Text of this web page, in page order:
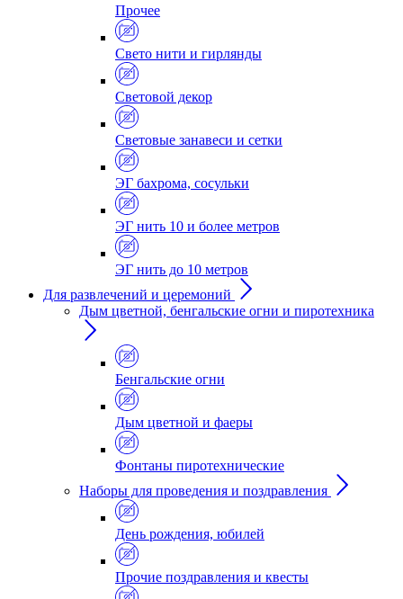
Прочее
Свето нити и гирлянды
Световой декор
Световые занавеси и сетки
ЭГ бахрома, сосульки
ЭГ нить 10 и более метров
ЭГ нить до 10 метров
Для развлечений и церемоний
Дым цветной, бенгальские огни и пиротехника
Бенгальские огни
Дым цветной и фаеры
Фонтаны пиротехнические
Наборы для проведения и поздравления
День рождения, юбилей
Прочие поздравления и квесты